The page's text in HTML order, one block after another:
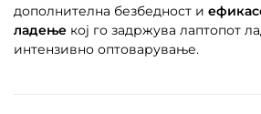
дополнителна безбедност и
ладење кој го задржува лаптопот
интензивно оптоварување.